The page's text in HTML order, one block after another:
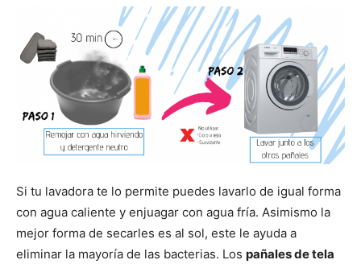
Si tu lavadora te lo permite puedes lavarlo de igual forma
con agua caliente y enjuagar con agua fría. Asimismo la
mejor forma de secarles es al sol, este le ayuda a
eliminar la mayoría de las bacterias. Los pañales de tela